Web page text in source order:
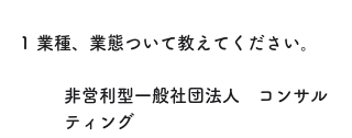
1 業種、業態ついて教えてください。
非営利型一般社団法人　コンサル
ティング